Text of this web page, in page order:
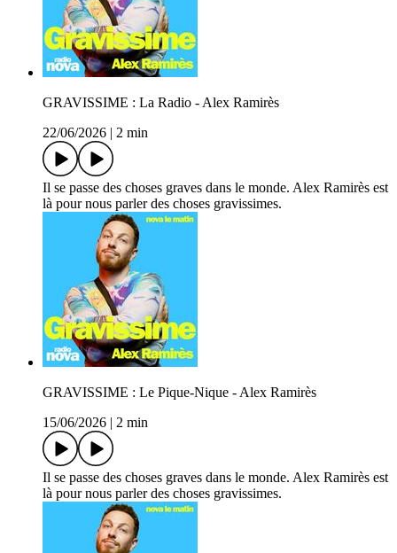
GRAVISSIME : La Radio - Alex Ramirès
22/06/2026
2 min
Il se passe des choses graves dans le monde. Alex Ramirès est
là pour nous parler des choses gravissimes.
GRAVISSIME : Le Pique-Nique - Alex Ramirès
15/06/2026
2 min
Il se passe des choses graves dans le monde. Alex Ramirès est
là pour nous parler des choses gravissimes.